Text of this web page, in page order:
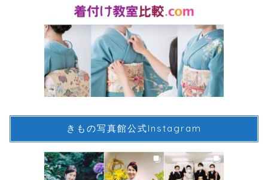
きもの写真館公式Instagram